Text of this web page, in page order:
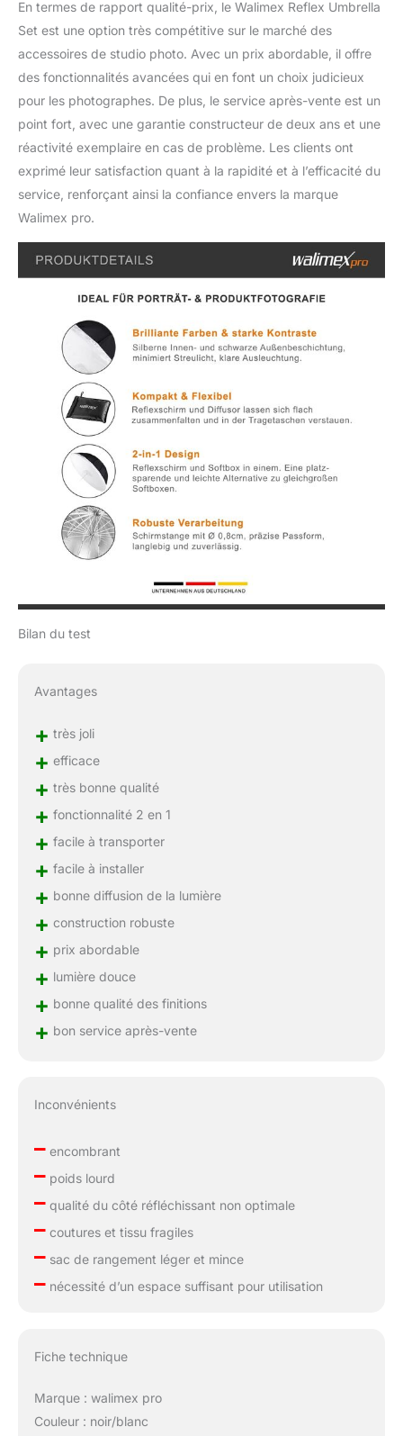
En termes de rapport qualité-prix, le Walimex Reflex Umbrella
Set est une option très compétitive sur le marché des
accessoires de studio photo. Avec un prix abordable, il offre
des fonctionnalités avancées qui en font un choix judicieux
pour les photographes. De plus, le service après-vente est un
point fort, avec une garantie constructeur de deux ans et une
réactivité exemplaire en cas de problème. Les clients ont
exprimé leur satisfaction quant à la rapidité et à l’efficacité du
service, renforçant ainsi la confiance envers la marque
Walimex pro.
Bilan du test
Avantages
+ très joli
+ efficace
+ très bonne qualité
+ fonctionnalité 2 en 1
+ facile à transporter
+ facile à installer
+ bonne diffusion de la lumière
+ construction robuste
+ prix abordable
+ lumière douce
+ bonne qualité des finitions
+ bon service après-vente
Inconvénients
–encombrant
–poids lourd
–qualité du côté réfléchissant non optimale
–coutures et tissu fragiles
–sac de rangement léger et mince
–nécessité d’un espace suffisant pour utilisation
Fiche technique
Marque : walimex pro
Couleur : noir/blanc